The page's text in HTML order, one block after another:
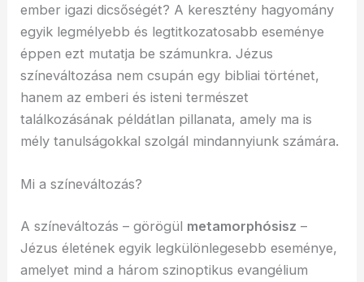
ember igazi dicsőségét? A keresztény hagyomány
egyik legmélyebb és legtitkozatosabb eseménye
éppen ezt mutatja be számunkra. Jézus
színeváltozása nem csupán egy bibliai történet,
hanem az emberi és isteni természet
találkozásának példátlan pillanata, amely ma is
mély tanulságokkal szolgál mindannyiunk számára.
Mi a színeváltozás?
A színeváltozás – görögül metamorphósisz –
Jézus életének egyik legkülönlegesebb eseménye,
amelyet mind a három szinoptikus evangélium